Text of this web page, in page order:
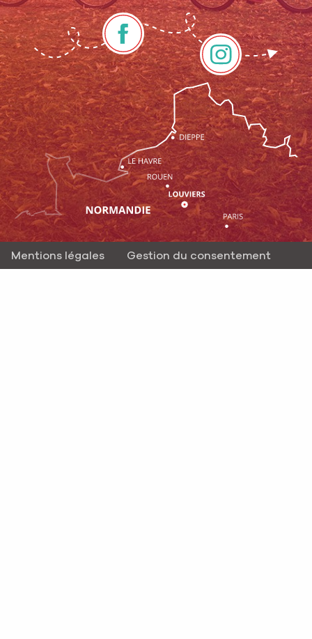
Mentions légales Gestion du consentement